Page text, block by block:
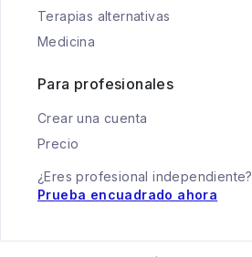
Terapias alternativas
Medicina
Para profesionales
Crear una cuenta
Precio
¿Eres profesional independiente?
Prueba encuadrado ahora